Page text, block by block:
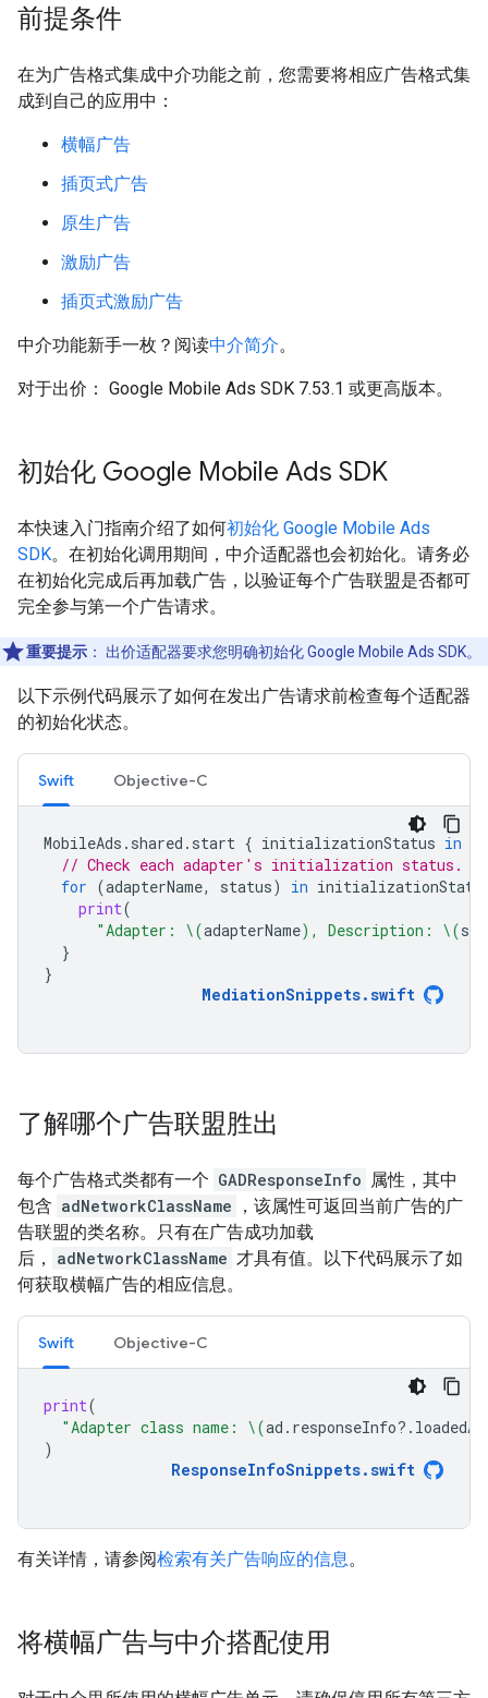
前提条件
在为广告格式集成中介功能之前，您需要将相应广告格式集
成到自己的应用中：
横幅广告
插页式广告
原生广告
激励广告
插页式激励广告
中介功能新手一枚？阅读中介简介。
对于出价： Google Mobile Ads SDK 7.53.1 或更高版本。
初始化 Google Mobile Ads SDK
本快速入门指南介绍了如何初始化 Google Mobile Ads
SDK。在初始化调用期间，中介适配器也会初始化。请务必
在初始化完成后再加载广告，以验证每个广告联盟是否都可
完全参与第一个广告请求。
重要提示 ： 出价适配器要求您明确初始化Google Mobile Ads SDK。
以下示例代码展示了如何在发出广告请求前检查每个适配器
的初始化状态。
Swift Objective-C
MobileAds . shared . start { initializationStatus in
// Check each adapter's initialization status.
for (adapterName, status) in
print(
"Adapter: \(adapterName) , Description: \(
}
}
MediationSnippets.swift
了解哪个广告联盟胜出
每个广告格式类都有一个 GADResponseInfo 属性，其中
包含 adNetworkClassName
，该属性可返回当前广告的广
告联盟的类名称。只有在广告成功加载
后，
adNetworkClassName 才具有值。以下代码展示了如
何获取横幅广告的相应信息。
Swift Objective-C
print(
"Adapter class name: \(ad . responseInfo?.
)
ResponseInfoSnippets.swift
有关详情，请参阅检索有关广告响应的信息。
将横幅广告与中介搭配使用